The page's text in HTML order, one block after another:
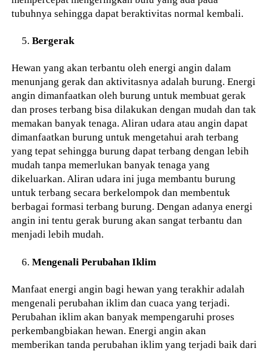
tubuhnya sehingga dapat beraktivitas normal kembali.
Bergerak
Hewan yang akan terbantu oleh energi angin dalam
menunjang gerak dan aktivitasnya adalah burung. Energi
angin dimanfaatkan oleh burung untuk membuat gerak
dan proses terbang bisa dilakukan dengan mudah dan tak
memakan banyak tenaga. Aliran udara atau angin dapat
dimanfaatkan burung untuk mengetahui arah terbang
yang tepat sehingga burung dapat terbang dengan lebih
mudah tanpa memerlukan banyak tenaga yang
dikeluarkan. Aliran udara ini juga membantu burung
untuk terbang secara berkelompok dan membentuk
berbagai formasi terbang burung. Dengan adanya energi
angin ini tentu gerak burung akan sangat terbantu dan
menjadi lebih mudah.
Mengenali Perubahan Iklim
Manfaat energi angin bagi hewan yang terakhir adalah
mengenali perubahan iklim dan cuaca yang terjadi.
Perubahan iklim akan banyak mempengaruhi proses
perkembangbiakan hewan. Energi angin akan
memberikan tanda perubahan iklim yang terjadi baik dari